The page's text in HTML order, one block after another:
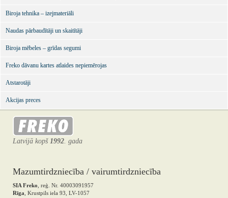
Biroja tehnika – izejmateriāli
Naudas pārbaudītāji un skaitītāji
Biroja mēbeles – grīdas segumi
Freko dāvanu kartes atlaides nepiemērojas
Atstarotāji
Akcijas preces
Latvijā kopš 1992. gada
Mazumtirdzniecība / vairumtirdzniecība
SIA Freko , reģ. Nr. 40003091957
Rīga , Krustpils iela 93, LV-1057